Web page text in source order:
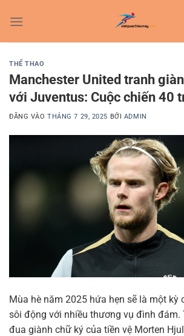
qua
THỂ THAO
Manchester United tranh
với Juventus: Cuộc chiến 40
ĐĂNG VÀOTHÁNG 7 29, 2025 BỞI ADMIN
Mùa hè năm 2025 hứa hẹn sẽ là một kỳ
sôi động với nhiều thương vụ đình đám.
đua giành chữ ký của tiền vệ Morten